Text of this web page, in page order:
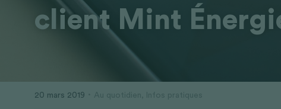
client Mint
20 mars 2019